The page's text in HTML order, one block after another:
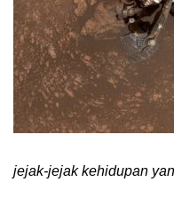
jejak-jejak kehidupan